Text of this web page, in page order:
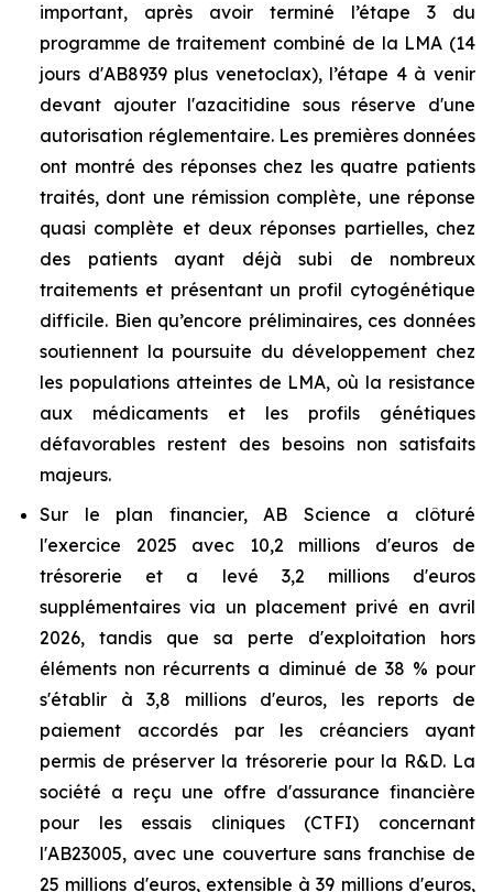
important, après avoir terminé l’étape 3 du
programme de traitement combiné de la LMA (14
jours d'AB8939 plus venetoclax), l’étape 4 à venir
devant ajouter l'azacitidine sous réserve d'une
autorisation réglementaire. Les premières données
ont montré des réponses chez les quatre patients
traités, dont une rémission complète, une réponse
quasi complète et deux réponses partielles, chez
des patients ayant déjà subi de nombreux
traitements et présentant un profil cytogénétique
difficile. Bien qu’encore préliminaires, ces données
soutiennent la poursuite du développement chez
les populations atteintes de LMA, où la resistance
aux médicaments et les profils génétiques
défavorables restent des besoins non satisfaits
majeurs.
Sur le plan financier, AB Science a clôturé
l'exercice 2025 avec 10,2 millions d'euros de
trésorerie et a levé 3,2 millions d'euros
supplémentaires via un placement privé en avril
2026, tandis que sa perte d'exploitation hors
éléments non récurrents a diminué de 38 % pour
s'établir à 3,8 millions d'euros, les reports de
paiement accordés par les créanciers ayant
permis de préserver la trésorerie pour la R&D. La
société a reçu une offre d'assurance financière
pour les essais cliniques (CTFI) concernant
l'AB23005, avec une couverture sans franchise de
25 millions d'euros, extensible à 39 millions d'euros,